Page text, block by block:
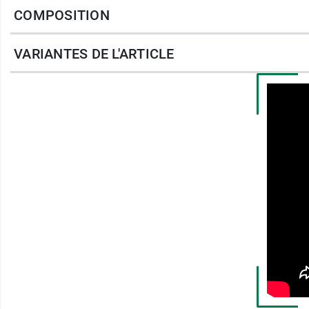
Formulé sans sulfate et sans silicone.
Conditionnement au choix :
COMPOSITION
VARIANTES DE L'ARTICLE